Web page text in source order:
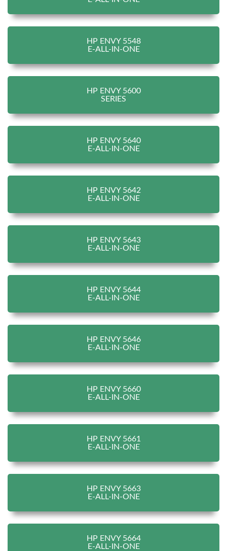
HP ENVY 5548
E-ALL-IN-ONE
HP ENVY 5600
SERIES
HP ENVY 5640
E-ALL-IN-ONE
HP ENVY 5642
E-ALL-IN-ONE
HP ENVY 5643
E-ALL-IN-ONE
HP ENVY 5644
E-ALL-IN-ONE
HP ENVY 5646
E-ALL-IN-ONE
HP ENVY 5660
E-ALL-IN-ONE
HP ENVY 5661
E-ALL-IN-ONE
HP ENVY 5663
E-ALL-IN-ONE
HP ENVY 5664
E-ALL-IN-ONE